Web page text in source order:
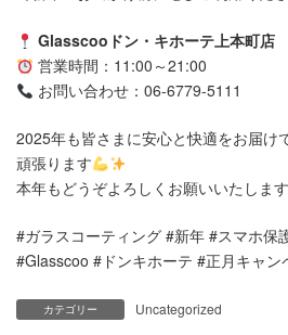
Glasscooドン・キホーテ上本町店
営業時間：11:00～21:00
お問い合わせ：06-6779-5111
2025年も皆さまに安心と快適をお届け
頑張ります
本年もどうぞよろしくお願いいたします
#ガラスコーティング #新年 #スマホ保
#Glasscoo #ドンキホーテ #正月キャン
カテゴリー Uncategorized